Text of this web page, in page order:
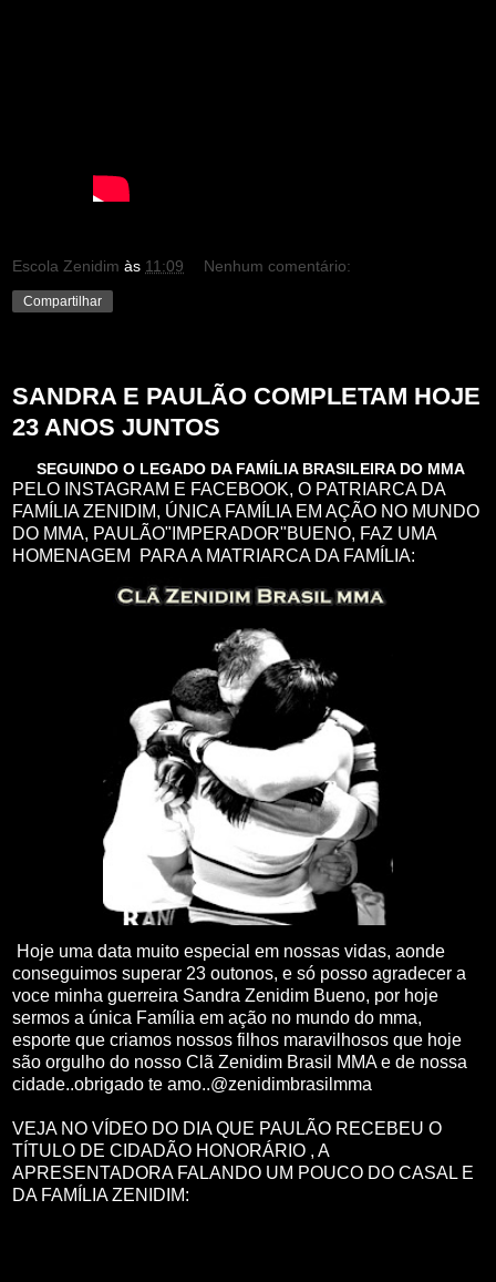
Escola Zenidim às 11:09 Nenhum comentário:
Compartilhar
SANDRA E PAULÃO COMPLETAM HOJE
23 ANOS JUNTOS
SEGUINDO O LEGADO DA FAMÍLIA BRASILEIRA DO MMA
PELO INSTAGRAM E FACEBOOK, O PATRIARCA DA
FAMÍLIA ZENIDIM, ÚNICA FAMÍLIA EM AÇÃO NO MUNDO
DO MMA, PAULÃO"IMPERADOR"BUENO, FAZ UMA
HOMENAGEM PARA A MATRIARCA DA FAMÍLIA:
Hoje uma data muito especial em nossas vidas, aonde
conseguimos superar 23 outonos, e só posso agradecer a
voce minha guerreira Sandra Zenidim Bueno, por hoje
sermos a única Família em ação no mundo do mma,
esporte que criamos nossos filhos maravilhosos que hoje
são orgulho do nosso Clã Zenidim Brasil MMA e de nossa
cidade..obrigado te amo..@zenidimbrasilmma
VEJA NO VÍDEO DO DIA QUE PAULÃO RECEBEU O
TÍTULO DE CIDADÃO HONORÁRIO , A
APRESENTADORA FALANDO UM POUCO DO CASAL E
DA FAMÍLIA ZENIDIM: